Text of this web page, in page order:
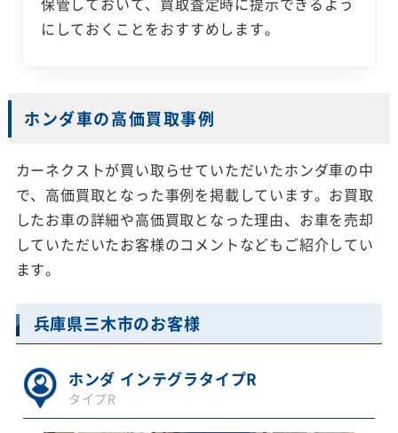
にしておくことをおすすめします。
ホンダ車の高価買取事例
カーネクストが買い取らせていただいたホンダ車の中
で、高価買取となった事例を掲載しています。お買取
したお車の詳細や高価買取となった理由、お車を売却
していただいたお客様のコメントなどもご紹介してい
ます。
兵庫県三木市のお客様
ホンダ インテグラタイプR
タイプR